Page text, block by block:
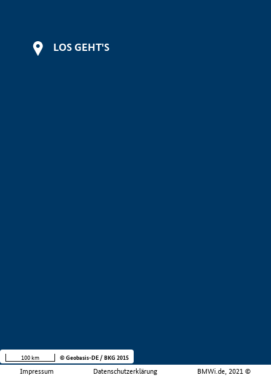
LOS GEHT'S
Impressum Datenschutzerklärung BMWi.de, 2021 ©
100 km © Geobasis-DE / BKG 2015